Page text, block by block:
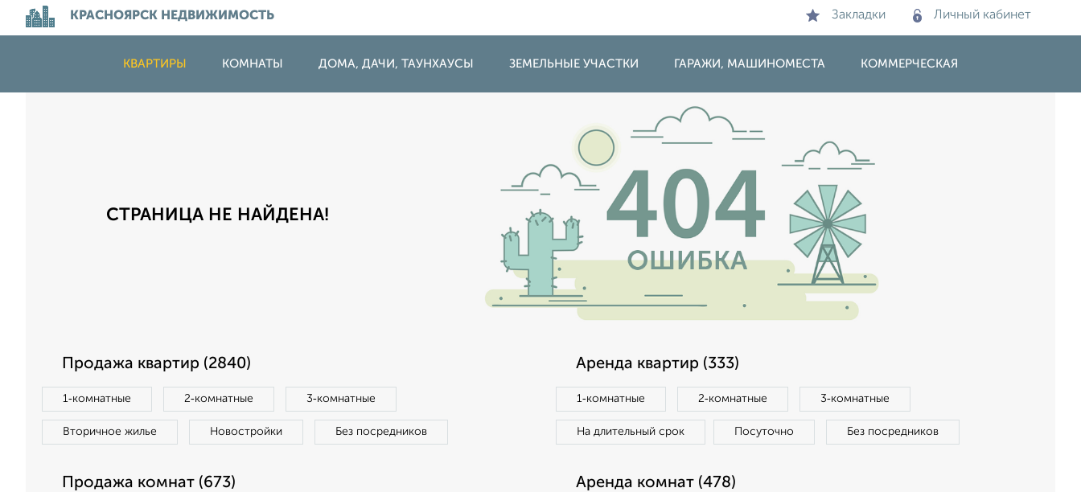
КРАСНОЯРСК НЕДВИЖИМОСТЬ Закладки Личный кабинет
КВАРТИРЫ КОМНАТЫ ДОМА, ДАЧИ, ТАУНХАУСЫ ЗЕМЕЛЬНЫЕ УЧАСТКИ ГАРАЖИ, МАШИНОМЕСТА КОММЕРЧЕСКАЯ
СТРАНИЦА НЕ НАЙДЕНА!
Продажа квартир (2840)
1‑комнатные 2‑комнатные 3‑комнатные
Вторичное жилье Новостройки Без посредников
Аренда квартир (333)
1‑комнатные 2‑комнатные 3‑комнатные
На длительный срок Посуточно Без посредников
Продажа комнат (673) Аренда комнат (478)